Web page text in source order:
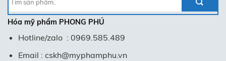
kiếm:
Hóa mỹ phẩm PHONG PHÚ
Hotline/zalo : 0969.585.489
Email : cskh@myphamphu.vn